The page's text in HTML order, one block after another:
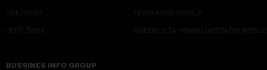
ODRŽIVOST
LEPŠI ŽIVOT
PRAVILA KORIŠĆENJA
SMERNICE ZA PRIMENU VEŠTAČKE
BUSSINES INFO GROUP